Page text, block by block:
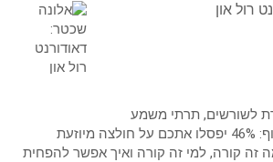
רול און
לשורשים, תרתי משמע
זה קורה, למי זה קורה ואיך אפשר להפחית